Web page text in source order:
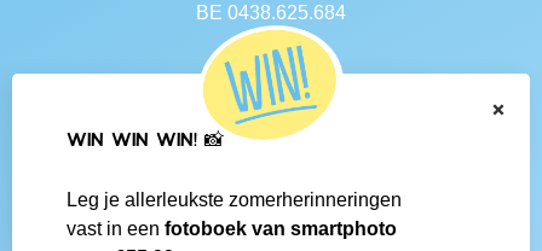
BE 0438.625.684
Navigatie
Contact
Social media
IJsboerke-shops
×
WIN WIN WIN! 📸
Leg je allerleukste zomerherinneringen
vast in een fotoboek van smartphoto